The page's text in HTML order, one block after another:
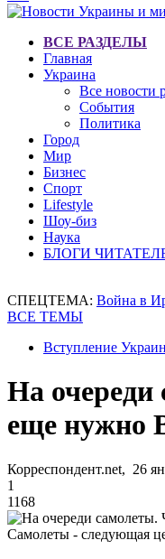
ВСЕ РАЗДЕЛЫ
Главная
Украина
Все новости
События
Политика
Город
Мир
Бизнес
Спорт
Lifestyle
Шоу-биз
Наука
БЛОГИ
СПЕЦТЕМА: Война в
ВСЕ ТЕМЫ
Вступление
На очереди
еще нужно
Корреспондент.net, 26
1
1168
Самолеты - следующая